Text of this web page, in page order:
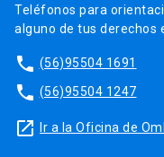
Teléfonos para
alguno de tus derechos
phone (56)95504 1691
phone (56)95504 1247
launch Ir a la Oficina de